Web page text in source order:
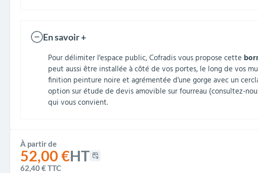
À partir de
52,00 €HT
62,40 €TTC
En savoir +
Pour délimiter l'espace public, Cofradis vous propose cette
peut aussi être installée à côté de vos portes, le long de vos
finition peinture noire et agrémentée d'une gorge avec un
option sur étude de devis amovible sur fourreau (consultez-
qui vous convient.